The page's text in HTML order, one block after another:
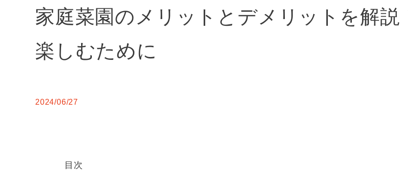
家庭菜園のメリットとデメリットを解説
楽しむために
2024/06/27
目次